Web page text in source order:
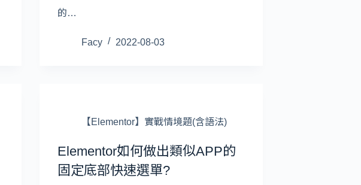
的…
Facy 2022-08-03
【Elementor】實戰情境題(含語法)
Elementor如何做出類似APP的
固定底部快速選單?